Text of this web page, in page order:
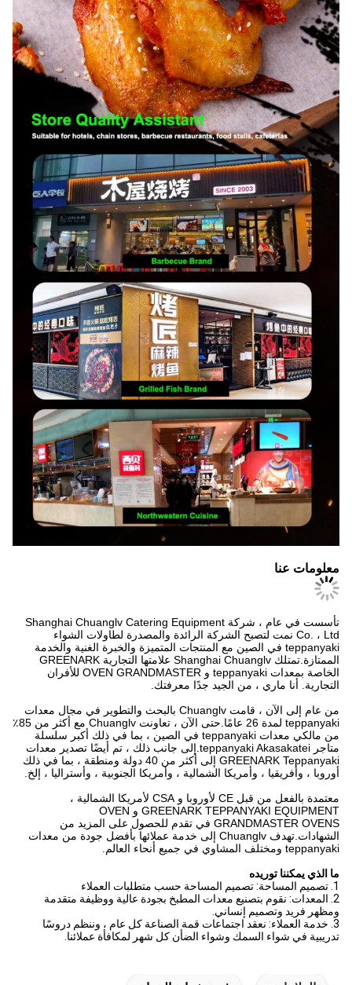
معلومات عنا
تأسست في عام ، شركة Shanghai Chuanglv Catering Equipment
Co. ، Ltd نمت لتصبح الشركة الرائدة والمصدرة لطاولات الشواء
teppanyaki في الصين مع المنتجات المتميزة والخبرة الغنية والخدمة
الممتازة.تمتلك Shanghai Chuanglv علامتها التجارية GREENARK
الخاصة بمعدات teppanyaki و OVEN GRANDMASTER للأفران
التجارية. أنا ماري ، من الجيد جدًا معرفتك.
من عام إلى الآن ، قامت Chuanglv بالبحث والتطوير في مجال معدات
teppanyaki لمدة 26 عامًا.حتى الآن ، تعاونت Chuanglv مع أكثر من 85٪
من مالكي معدات teppanyaki في الصين ، بما في ذلك أكبر سلسلة
متاجر teppanyaki Akasakatei.إلى جانب ذلك ، تم أيضًا تصدير معدات
GREENARK Teppanyaki إلى أكثر من 40 دولة ومنطقة ، بما في ذلك
أوروبا ، وأفريقيا ، وأمريكا الشمالية ، وأمريكا الجنوبية ، وأستراليا ، إلخ.
معتمدة بالفعل من قبل CE لأوروبا و CSA لأمريكا الشمالية ،
GREENARK TEPPANYAKI EQUIPMENT و OVEN
GRANDMASTER OVENS في تقدم للحصول على المزيد من
الشهادات.تهدف Chuanglv إلى خدمة عملائها بأفضل جودة من معدات
teppanyaki ومختلف المشاوي في جميع أنحاء العالم.
ما الذي يمكننا توريده
1. تصميم المساحة: تصميم المساحة حسب متطلبات العملاء
ومظهر فريد وتصميم إنساني.
تدريبية في شواء السمك وشواء الضأن كل شهر لمكافأة عملائنا.